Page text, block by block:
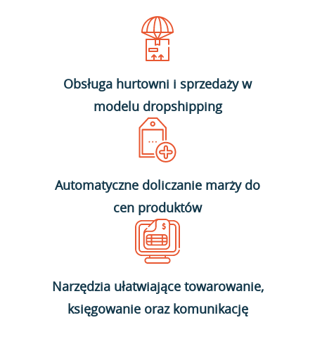
Obsługa hurtowni i sprzedaży w
modelu dropshipping
Automatyczne doliczanie marży do
cen produktów
Narzędzia ułatwiające towarowanie,
księgowanie oraz komunikację